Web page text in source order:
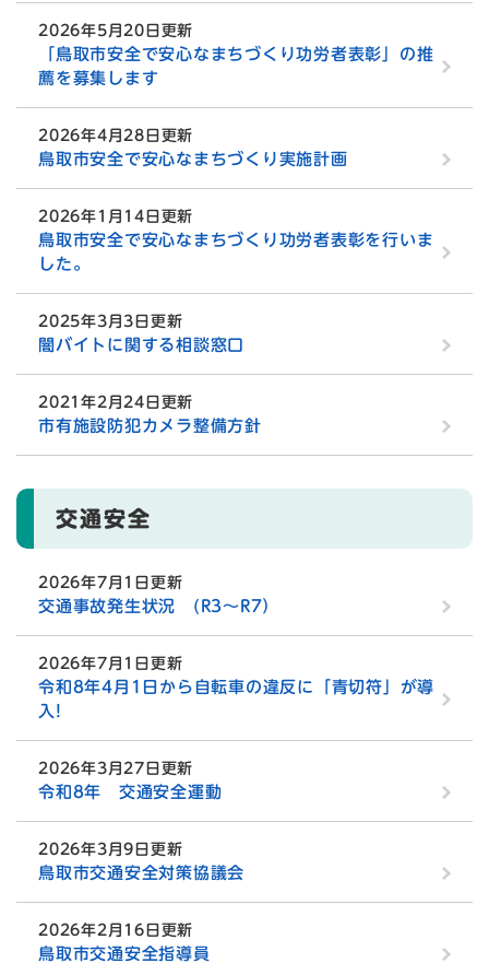
2026年5月20日更新
「鳥取市安全で安心なまちづくり功労者表彰」の推
薦を募集します
2026年4月28日更新
鳥取市安全で安心なまちづくり実施計画
2026年1月14日更新
鳥取市安全で安心なまちづくり功労者表彰を行いま
した。
2025年3月3日更新
闇バイトに関する相談窓口
2021年2月24日更新
市有施設防犯カメラ整備方針
交通安全
2026年7月1日更新
交通事故発生状況 (R3〜R7）
2026年7月1日更新
令和8年4月1日から自転車の違反に「青切符」が導
入!
2026年3月27日更新
令和8年 交通安全運動
2026年3月9日更新
鳥取市交通安全対策協議会
2026年2月16日更新
鳥取市交通安全指導員